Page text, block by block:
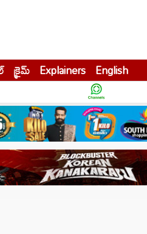
క్రైమ్ Explainers English